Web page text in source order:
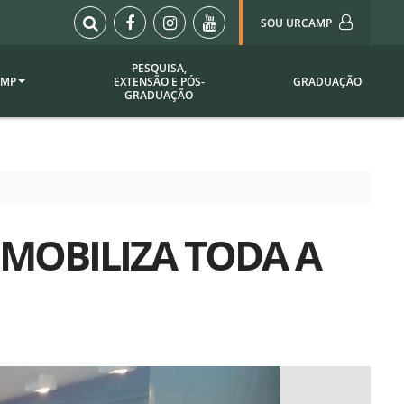
SOU URCAMP
Sou Urcamp (Portal)
Biblioteca
Plataforma Moodle
Setor de Registros
de
PESQUISA,
EXTENSÃO E PÓS-
GRADUAÇÃO
GRADUAÇÃO
TODA A